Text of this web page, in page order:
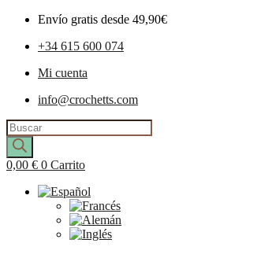
Envío gratis desde 49,90€
+34 615 600 074
Mi cuenta
info@crochetts.com
Búsqueda
de
productos
0,00 € 0 Carrito